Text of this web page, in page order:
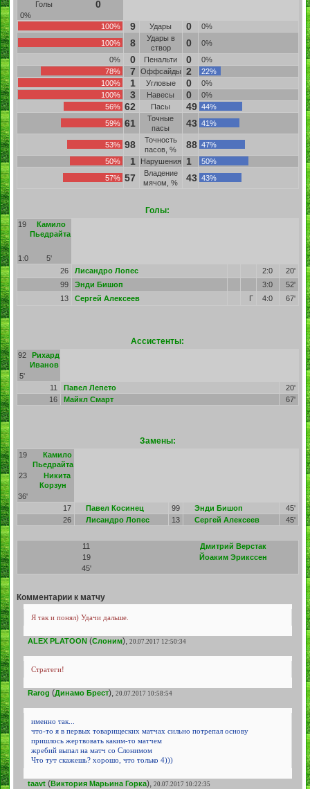
Голы 0
0%
100%
9 Удары 0
0%
100%
8
Удары в
створ
0
0%
0%
0 Пенальти 0
0%
78%
7 Оффсайды 2
22%
100%
1 Угловые 0
0%
100%
3 Навесы 0
0%
56% 62 Пасы 49 44%
59% 61
Точные
пасы
43 41%
53% 98
Точность
пасов, %
88 47%
50%
1 Нарушения 1
50%
57% 57
Владение
мячом, %
43 43%
Голы:
19
Камило
Пьедрайта
1:0
5'
26
Лисандро Лопес 2:0
20'
99
Энди Бишоп 3:0
52'
13
Сергей Алексеев Г 4:0 67'
Ассистенты:
92
Рихард
Иванов
5'
11
Павел Лепето
20'
16
Майкл Смарт 67'
Замены:
19
Камило
Пьедрайта
23
Никита
Корзун
36'
17
Павел Косинец 99 Энди Бишоп
45'
26
Лисандро Лопес 13 Сергей Алексеев 45'
11
Дмитрий Верстак
19
Йоаким Эрикссен
45'
Комментарии к матчу
Я так и понял) Удачи дальше.
ALEX PLATOON(Слоним), 20.07.2017 12:50:34
Стратеги!
Rarog (Динамо Брест), 20.07.2017 10:58:54
именно так...
что-то я в первых товарищеских матчах сильно потрепал основу
пришлось жертвовать каким-то матчем
жребий выпал на матч со Слонимом
Что тут скажешь? хорошо, что только 4)))
taavt(Виктория Марьина Горка), 20.07.2017 10:22:35